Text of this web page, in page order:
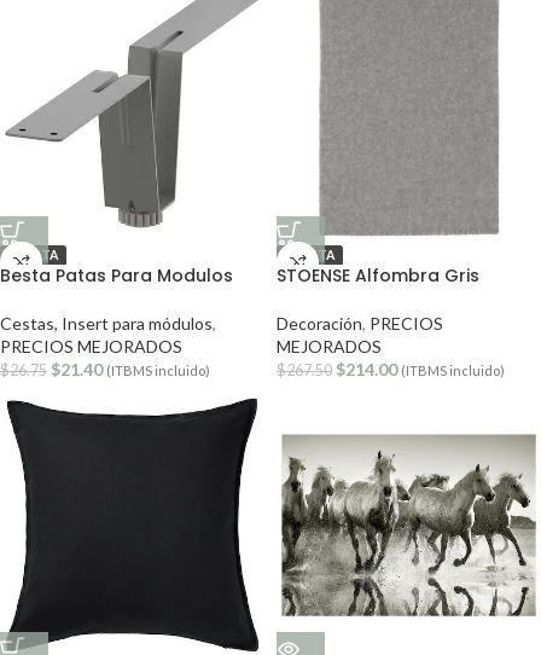
OFERTA
Besta Patas Para Modulos
Cestas, Insert para módulos,
PRECIOS MEJORADOS
$26.75 $21.40 (ITBMS incluido)
OFERTA
STOENSE Alfombra Gris
Decoración, PRECIOS
MEJORADOS
$267.50 $214.00 (ITBMS incluido)